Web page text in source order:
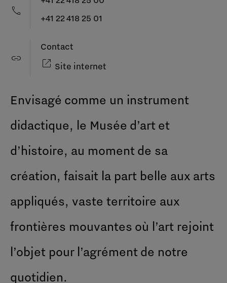
call
+41 22 418 25 01
link
Contact
open_in_new Site internet
Envisagé comme un instrument
didactique, le Musée d’art et
d’histoire, au moment de sa
création, faisait la part belle aux arts
appliqués, vaste territoire aux
frontières mouvantes où l’art rejoint
l’objet pour l’agrément de notre
quotidien.